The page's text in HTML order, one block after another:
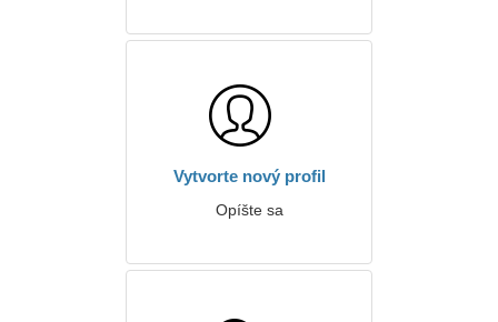
Vytvorte nový profil
Opíšte sa